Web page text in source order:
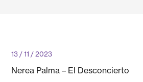
13 / 11 / 2023
Nerea Palma – El Desconcierto